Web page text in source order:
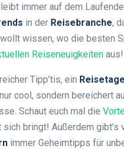
immer auf dem
in der Reisebranche,
wissen, wo die besten
Reiseneuigkeiten aus!
Tipp’tis, ein
cool, sondern bereichert
Schaut euch mal die
sich bringt! Außerdem gibt’s
immer Geheimtipps für